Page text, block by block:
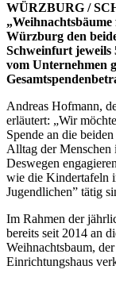
WÜRZBURG /
Würzburg den
Schweinfurt jeweils
vom Unternehmen
Andreas Hofmann,
erläutert: „Wir
Spende an die
Alltag der Menschen
Deswegen
wie die Kindertafeln
Jugendlichen” tätig
Im Rahmen der
bereits seit 2014 an
Weihnachtsbaum,
Einrichtungshaus